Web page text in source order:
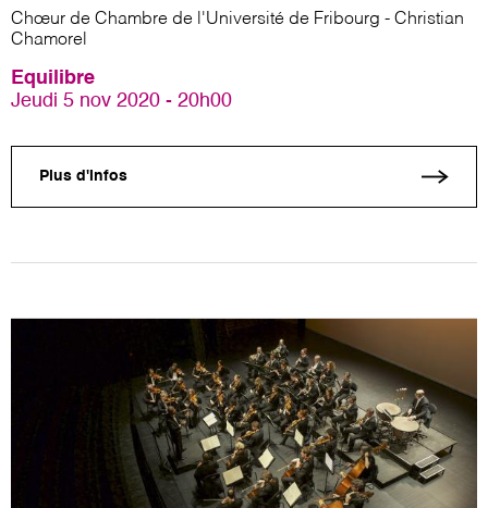
Chœur de Chambre de l'Université de Fribourg - Christian
Chamorel
Equilibre
Jeudi 5 nov 2020 - 20h00
Plus d'infos